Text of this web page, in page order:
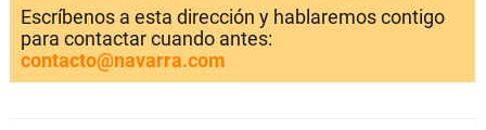
Escríbenos a esta dirección y hablaremos contigo
para contactar cuando antes:
contacto@navarra.com